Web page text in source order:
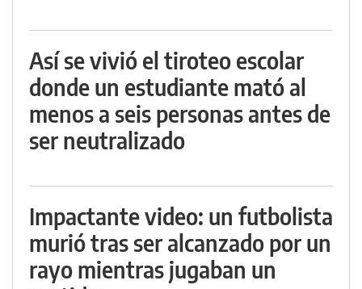
Así se vivió el tiroteo escolar
donde un estudiante mató al
menos a seis personas antes de
ser neutralizado
Impactante video: un futbolista
murió tras ser alcanzado por un
rayo mientras jugaban un